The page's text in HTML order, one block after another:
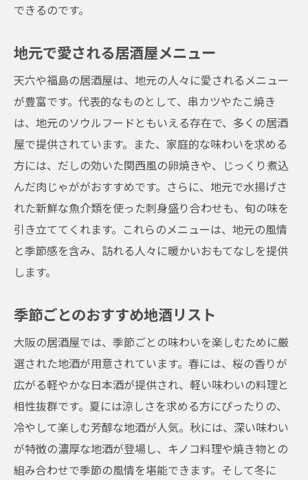
できるのです。
地元で愛される居酒屋メニュー
天六や福島の居酒屋は、地元の人々に愛されるメニュー
が豊富です。代表的なものとして、串カツやたこ焼き
は、地元のソウルフードともいえる存在で、多くの居酒
屋で提供されています。また、家庭的な味わいを求める
方には、だしの効いた関西風の卵焼きや、じっくり煮込
んだ肉じゃががおすすめです。さらに、地元で水揚げさ
れた新鮮な魚介類を使った刺身盛り合わせも、旬の味を
引き立ててくれます。これらのメニューは、地元の風情
と季節感を含み、訪れる人々に暖かいおもてなしを提供
します。
季節ごとのおすすめ地酒リスト
大阪の居酒屋では、季節ごとの味わいを楽しむために厳
選された地酒が用意されています。春には、桜の香りが
広がる軽やかな日本酒が提供され、軽い味わいの料理と
相性抜群です。夏には涼しさを求める方にぴったりの、
冷やして楽しむ芳醇な地酒が人気。秋には、深い味わい
が特徴の濃厚な地酒が登場し、キノコ料理や焼き物との
組み合わせで季節の風情を堪能できます。そして冬に